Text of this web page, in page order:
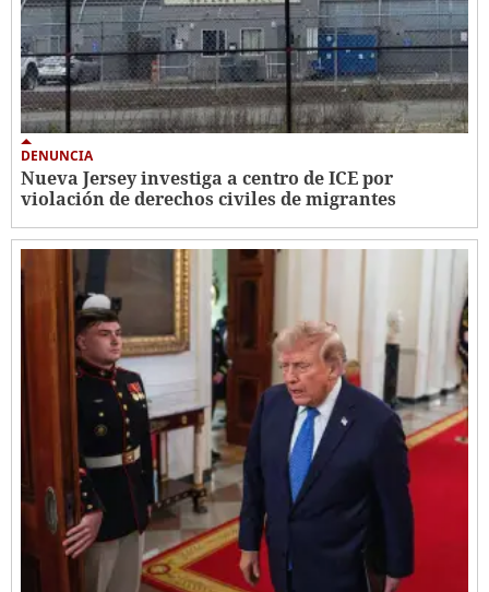
DENUNCIA
Nueva Jersey investiga a centro de ICE por
violación de derechos civiles de migrantes